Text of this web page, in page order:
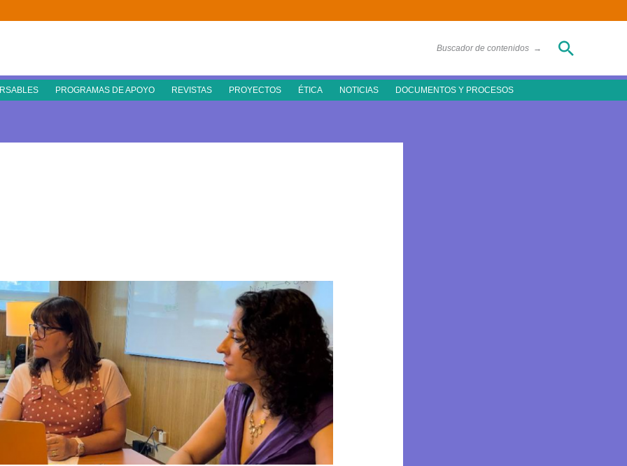
Buscador de contenidos → Buscar
PROGRAMAS DE APOYO REVISTAS PROYECTOS ÉTICA NOTICIAS DOCUMENTOS Y PROCESOS